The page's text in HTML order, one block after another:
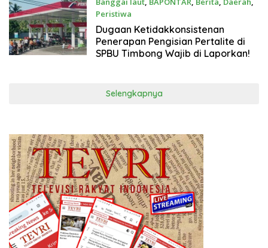
Peristiwa
Juni 13, 2026
Dugaan Ketidakkonsistenan
Penerapan Pengisian Pertalite di
SPBU Timbong Wajib di Laporkan!
Selengkapnya